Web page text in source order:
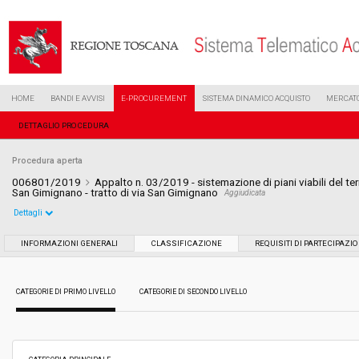
HOME BANDI E AVVISI E-PROCUREMENT SISTEMA DINAMICO ACQUISTO
DETTAGLIO PROCEDURA
Procedura aperta
006801/2019
Appalto n. 03/2019 - sistemazione di piani viabili del
San Gimignano - tratto di via San Gimignano
Aggiudicata
Data pubblicazione: 02/04/2019 11:58
Dettagli
INFORMAZIONI GENERALI CLASSIFICAZIONE REQUISITI DI
CATEGORIE DI PRIMO LIVELLO CATEGORIE DI SECONDO LIVELLO